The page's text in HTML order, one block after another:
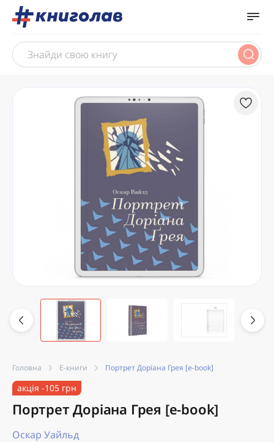
Головна Е-книги Портрет Доріана Грея [e-book]
акція -105 грн
Портрет Доріана Грея [e-book]
Оскар Уайльд